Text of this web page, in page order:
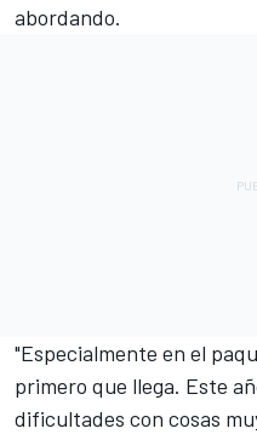
abordando.
"Especialmente en el
primero que llega. Este
dificultades con cosas